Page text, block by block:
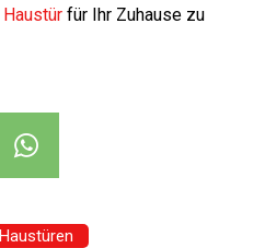
Haustür für Ihr Zuhause zu
Haustüren